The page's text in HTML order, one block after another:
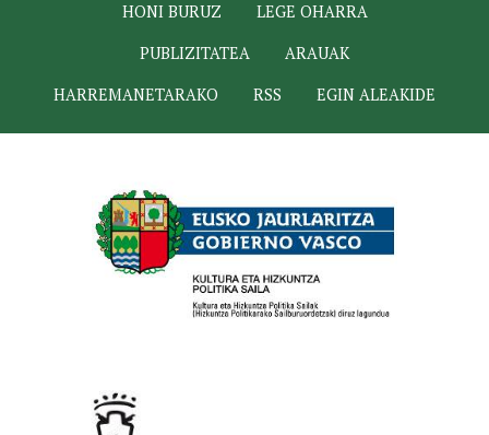
HONI BURUZ
LEGE OHARRA
PUBLIZITATEA
ARAUAK
HARREMANETARAKO
RSS EGIN ALEAKIDE